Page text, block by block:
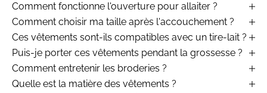
Comment fonctionne l'ouverture pour allaiter ?
Comment choisir ma taille après l'accouchement ?
Ces vêtements sont-ils compatibles avec un tire-lait ?
Puis-je porter ces vêtements pendant la grossesse ?
Comment entretenir les broderies ?
Quelle est la matière des vêtements ?